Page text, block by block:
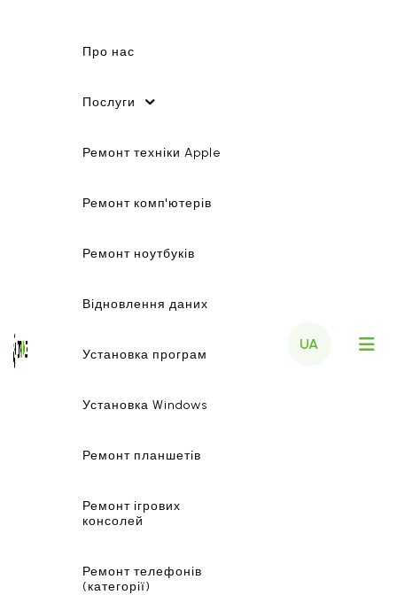
Про нас
Послуги
Ремонт техніки Apple
Ремонт комп'ютерів
Ремонт ноутбуків
Відновлення даних
Установка програм
Установка Windows
Ремонт планшетів
Ремонт ігрових
консолей
Ремонт телефонів
(категорії)
UA